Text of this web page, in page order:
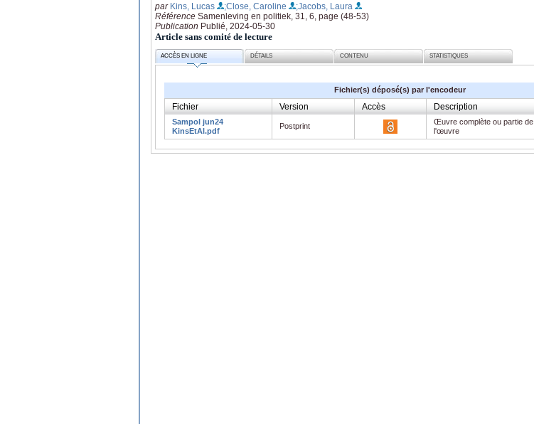
par Kins, Lucas ;Close, Caroline
;Jacobs, Laura
Référence Samenleving en politiek, 31, 6, page (48-53)
Publication Publié, 2024-05-30
Article sans comité de lecture
ACCÈS EN LIGNE DÉTAILS CONTENU STATISTIQUES
Fichier(s) déposé(s) par l'encodeur
Fichier Version Accès Description
Sampol jun24
KinsEtAl.pdf
Postprint
Œuvre complète ou partie de
l'œuvre